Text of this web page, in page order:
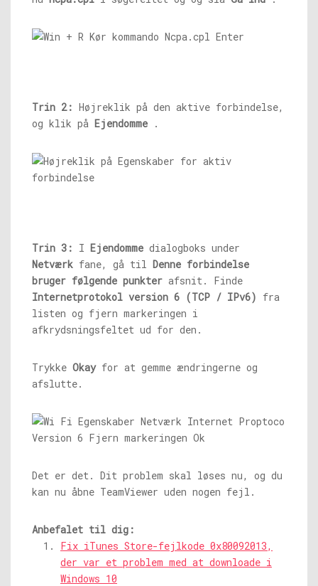
Trin 2: Højreklik på den aktive forbindelse,
og klik på Ejendomme .
Trin 3: I Ejendomme dialogboks under
Netværk fane, gå til Denne forbindelse
bruger følgende punkter afsnit. Finde
Internetprotokol version 6 (TCP / IPv6) fra
listen og fjern markeringen i
afkrydsningsfeltet ud for den.
Trykke Okayfor at gemme ændringerne og
afslutte.
Det er det. Dit problem skal løses nu, og du
kan nu åbne TeamViewer uden nogen fejl.
Anbefalet til dig:
Fix iTunes Store-fejlkode 0x80092013,
der var et problem med at downloade i
Windows 10